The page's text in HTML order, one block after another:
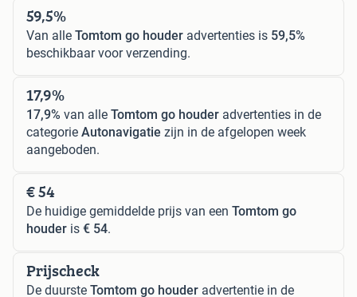
59,5%
Van alle Tomtom go houder advertenties is 59,5%
beschikbaar voor verzending.
17,9%
17,9% van alle Tomtom go houder advertenties in de
categorie Autonavigatie zijn in de afgelopen week
aangeboden.
€ 54
De huidige gemiddelde prijs van een Tomtom go
houder is € 54.
Prijscheck
De duurste Tomtom go houder advertentie in de